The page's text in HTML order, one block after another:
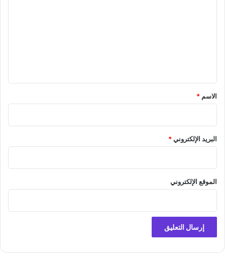
*
الاسم *
البريد الإلكتروني*
الموقع الإلكتروني